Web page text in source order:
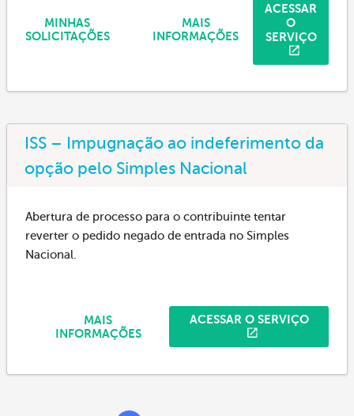
ACESSAR
O
SERVIÇO
MAIS
INFORMAÇÕES
MINHAS
SOLICITAÇÕES
ISS – Impugnação ao indeferimento da
opção pelo Simples Nacional
Abertura de processo para o contribuinte tentar
reverter o pedido negado de entrada no Simples
Nacional.
ACESSAR O SERVIÇO
MAIS
INFORMAÇÕES